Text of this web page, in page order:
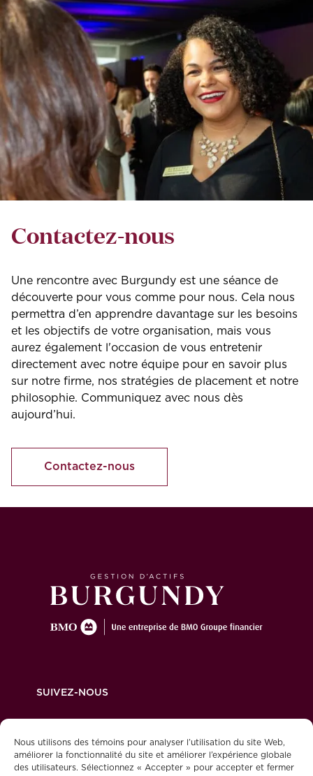
Nous utilisons des témoins pour analyser l’utilisation du site Web,
améliorer la fonctionnalité du site et améliorer l’expérience globale
des utilisateurs. Sélectionnez « Accepter » pour accepter et fermer
Contactez-nous
Une rencontre avec Burgundy est une séance de
découverte pour vous comme pour nous. Cela nous
permettra d’en apprendre davantage sur les besoins
et les objectifs de votre organisation, mais vous
aurez également l'occasion de vous entretenir
directement avec notre équipe pour en savoir plus
sur notre firme, nos stratégies de placement et notre
philosophie. Communiquez avec nous dès
aujourd’hui.
Contactez-nous
SUIVEZ-NOUS
Politique de confidentialité Mention juridique